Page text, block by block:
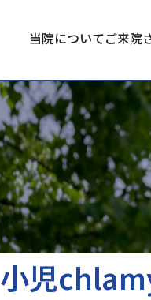
当院についてご来院
小児